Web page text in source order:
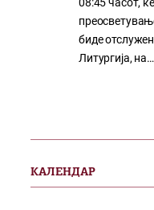
биде
Литургија, на…
КАЛЕНДАР